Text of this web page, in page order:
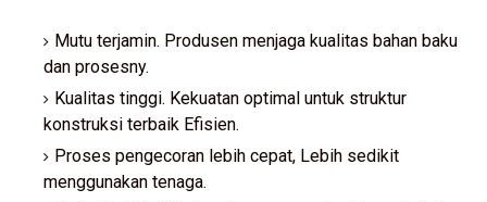
Mutu terjamin. Produsen menjaga kualitas bahan baku
dan prosesny.
Kualitas tinggi. Kekuatan optimal untuk struktur
konstruksi terbaik Efisien.
Proses pengecoran lebih cepat, Lebih sedikit
menggunakan tenaga.